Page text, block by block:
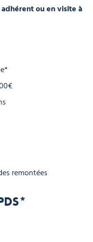
ou en visite à
remontées